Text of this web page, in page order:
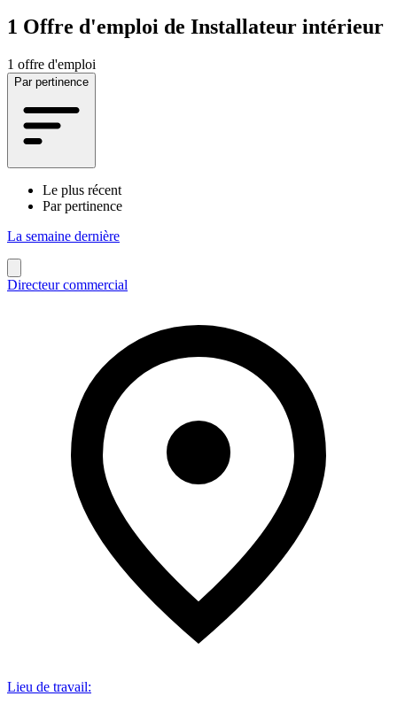
1 Offre d'emploi de Installateur intérieur
1 offre d'emploi
Par pertinence
Le plus récent
Par pertinence
La semaine dernière
Directeur commercial
Lieu de travail: